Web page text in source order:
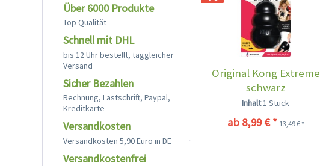
Über 6000 Produkte
Top Qualität
Schnell mit DHL
bis 12 Uhr bestellt, taggleicher
Versand
Sicher Bezahlen
Rechnung, Lastschrift, Paypal,
Kreditkarte
Versandkosten
Versandkosten 5,90 Euro in DE
Versandkostenfrei
Original Kong Extreme
schwarz
Inhalt1 Stück
ab 8,99 € * 13,49 € *